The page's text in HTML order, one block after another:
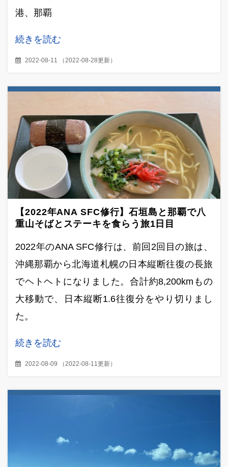
港、那覇
続きを読む
2022-08-11 （2022-08-28更新）
【2022年ANA SFC修行】石垣島と那覇で八
重山そばとステーキを食らう旅1日目
2022年のANA SFC修行は、前回2回目の旅は、
沖縄那覇から北海道札幌の日本縦断往復の長旅
でヘトヘトになりました。合計約8,200kmもの
大移動で、日本縦断1.6往復分をやり切りまし
た。
続きを読む
2022-08-09 （2022-08-11更新）